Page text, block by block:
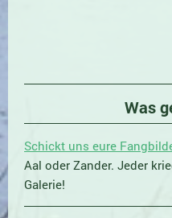
Was
Schickt uns eure
Aal oder Zander. Jeder
Galerie!